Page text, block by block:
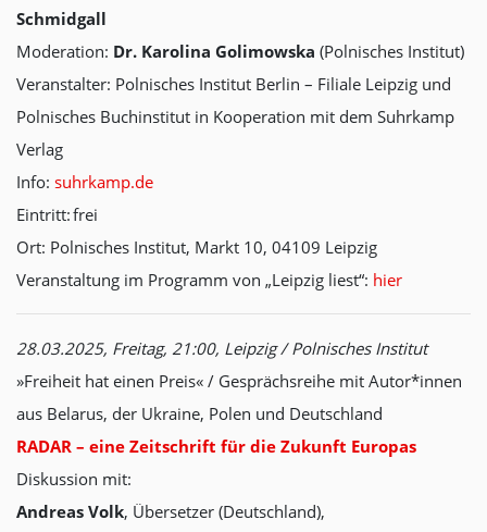
Schmidgall
Moderation: Dr. Karolina Golimowska (Polnisches Institut)
Veranstalter: Polnisches Institut Berlin – Filiale Leipzig und
Polnisches Buchinstitut in Kooperation mit dem Suhrkamp
Verlag
Info: suhrkamp.de
Eintritt: frei
Ort: Polnisches Institut, Markt 10, 04109 Leipzig
Veranstaltung im Programm von „Leipzig liest“: hier
28.03.2025, Freitag, 21:00, Leipzig / Polnisches Institut
»Freiheit hat einen Preis« / Gesprächsreihe mit Autor*innen
aus Belarus, der Ukraine, Polen und Deutschland
RADAR – eine Zeitschrift für die Zukunft Europas
Diskussion mit:
Andreas Volk, Übersetzer (Deutschland),